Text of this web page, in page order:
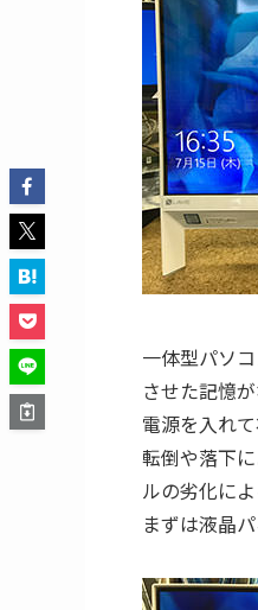
一体型パソ
させた記憶
電源を入れ
転倒や落下
ルの劣化に
まずは液晶